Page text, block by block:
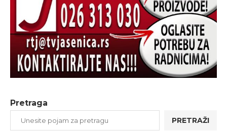
Pretraga
PRETRAŽI